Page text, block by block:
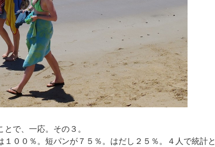
で、一応。その３。
００％。短パンが７５％。はだし２５％。４人で統計と